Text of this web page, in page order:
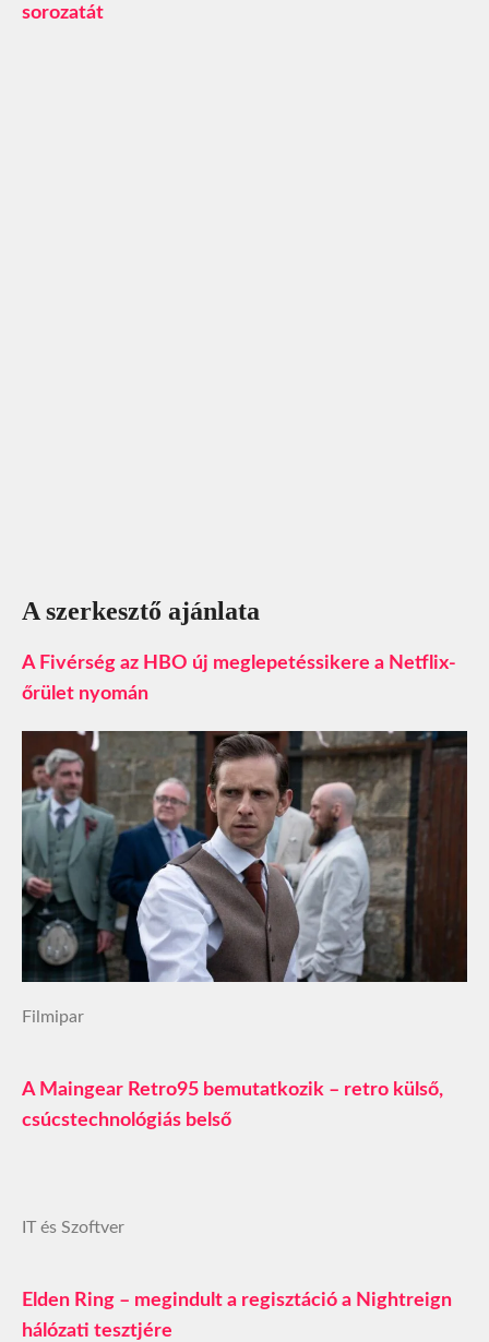
sorozatát
A szerkesztő ajánlata
A Fivérség az HBO új meglepetéssikere a Netflix-
őrület nyomán
Filmipar
A Maingear Retro95 bemutatkozik – retro külső,
csúcstechnológiás belső
IT és Szoftver
Elden Ring – megindult a regisztáció a Nightreign
hálózati tesztjére